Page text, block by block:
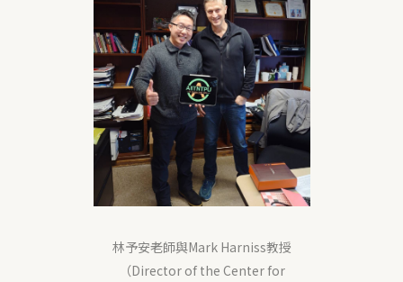
林予安老師與Mark Harniss教授
（Director of the Center for